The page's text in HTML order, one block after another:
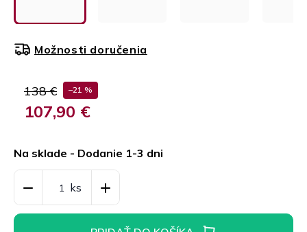
138 € –21 %
107,90 €
cena:
Na sklade - Dodanie 1-3 dni
Možnosti doručenia